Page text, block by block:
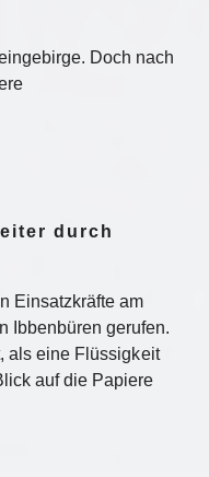
Doch nach
durch
Einsatzkräfte am
Ibbenbüren gerufen.
als eine Flüssigkeit
auf die Papiere